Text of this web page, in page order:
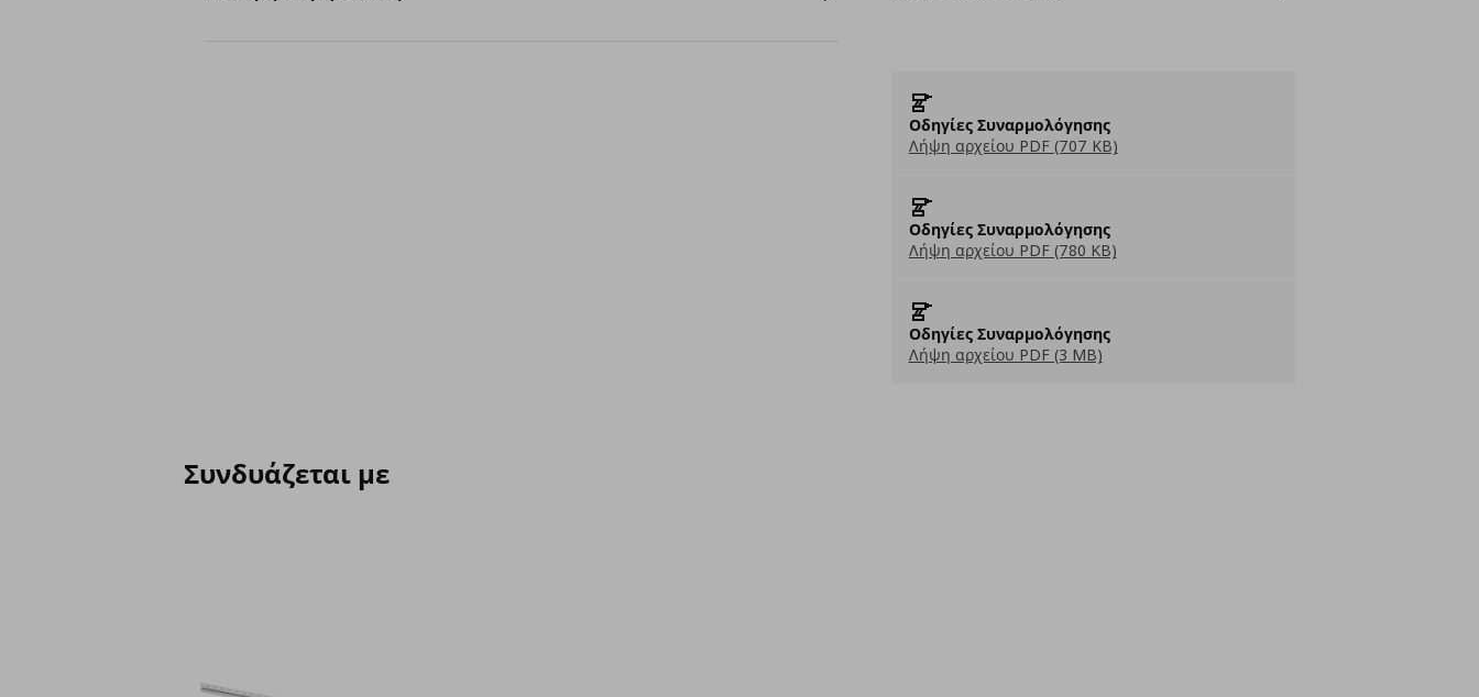
Οδηγίες Συναρμολόγησης
Λήψη αρχείου PDF (707 KB)
Οδηγίες Συναρμολόγησης
Λήψη αρχείου PDF (780 KB)
Οδηγίες Συναρμολόγησης
Λήψη αρχείου PDF (3 MB)
Συνδυάζεται με